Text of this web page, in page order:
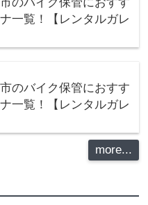
一覧！【レンタルガレ
のバイク保管におすす
一覧！【レンタルガレ
more...